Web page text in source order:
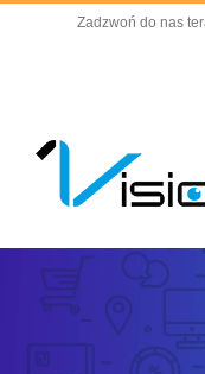
Zadzwoń do nas